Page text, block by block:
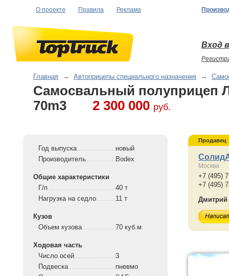
О проекте Правила Реклама
Вход
Главная → Автоприцепы специального назначения →
Самосвальный полуприцеп
70m3
2 300 000 руб.
Год выпуска
новый
Производитель
Bodex
Общие характеристики
Г/п
40 т
Нагрузка на седло
11 т
Кузов
Объем кузова
70 куб.м
Ходовая часть
Число осей
3
Подвеска
пневмо
Продавец
Москва
+7 (495)
+7 (495)
Дмитрий